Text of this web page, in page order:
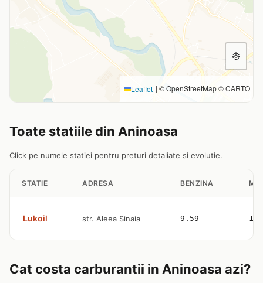
Leaflet | © OpenStreetMap © CARTO
Toate statiile din Aninoasa
Click pe numele statiei pentru preturi detaliate si evolutie.
STATIE ADRESA BENZINA
Lukoil str. Aleea Sinaia 9.59
Cat costa carburantii in Aninoasa azi?